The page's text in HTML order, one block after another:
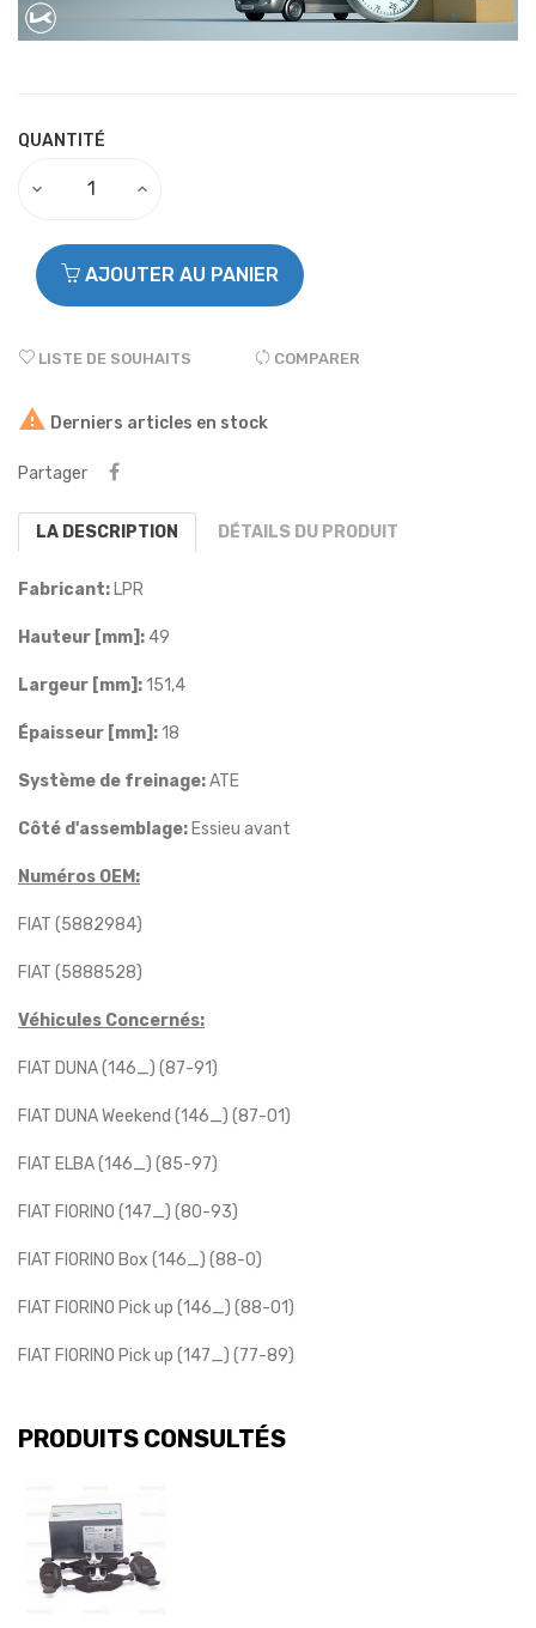
QUANTITÉ
AJOUTER AU PANIER
LISTE DE SOUHAITS COMPARER
 Derniers articles en stock
Partager
LA DESCRIPTION DÉTAILS DU PRODUIT
Fabricant: LPR
Hauteur [mm]: 49
Largeur [mm]:151,4
Épaisseur [mm]:18
Système de freinage:ATE
Côté d'assemblage: Essieu avant
Numéros OEM:
FIAT (5882984)
FIAT (5888528)
Véhicules Concernés:
FIAT DUNA (146_) (87-91)
FIAT DUNA Weekend (146_) (87-01)
FIAT ELBA (146_) (85-97)
FIAT FIORINO (147_) (80-93)
FIAT FIORINO Box (146_) (88-0)
FIAT FIORINO Pick up (146_) (88-01)
FIAT FIORINO Pick up (147_) (77-89)
PRODUITS CONSULTÉS